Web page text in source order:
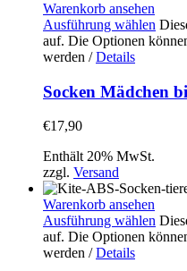
Warenkorb ansehen
Ausführung wählen
auf. Die Optionen
werden / Details
Socken Mädchen
€17,90
Enthält 20% MwSt.
zzgl. Versand
Warenkorb ansehen
Ausführung wählen
auf. Die Optionen
werden / Details